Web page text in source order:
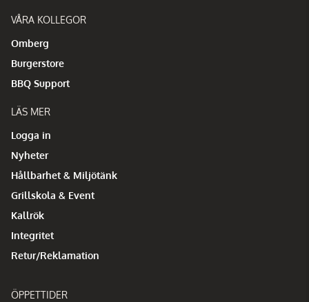
VÅRA KOLLEGOR
Omberg
Burgerstore
BBQ Support
LÄS MER
Logga in
Nyheter
Hållbarhet & Miljötänk
Grillskola & Event
Kallrök
Integritet
Retur/Reklamation
ÖPPETTIDER